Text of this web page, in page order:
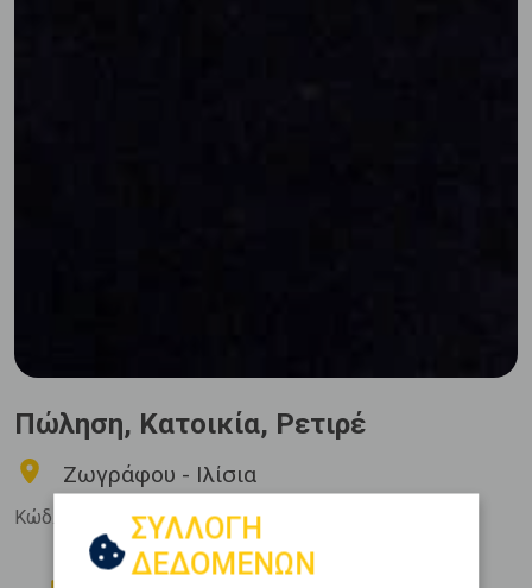
Πώληση, Κατοικία, Ρετιρέ
Ζωγράφου - Ιλίσια
Κώδ. Ακινήτου:337552
Δωμάτια
Μπάνια
ΣΥΛΛΟΓΗ
ΔΕΔΟΜΕΝΩΝ